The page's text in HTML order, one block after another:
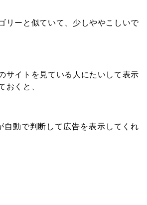
リーと似ていて、少しややこしいで
サイトを見ている人にたいして表示
おくと、
自動で判断して広告を表示してくれ